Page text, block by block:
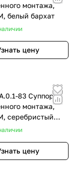
монтажа,
белый бархат
цену
83 Суппорт
монтажа,
серебристый
цену